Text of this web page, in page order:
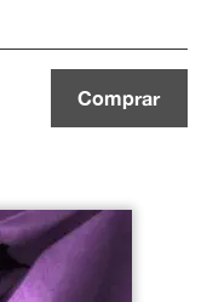
Comprar